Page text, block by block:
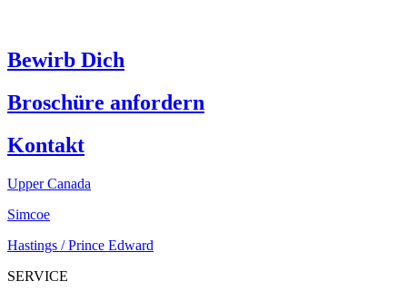
Bewirb Dich
Broschüre anfordern
Kontakt
Upper Canada
Simcoe
Hastings / Prince Edward
SERVICE